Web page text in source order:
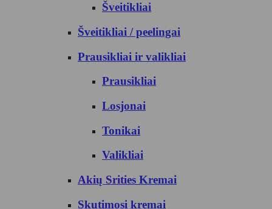
Šveitikliai
Šveitikliai / peelingai
Prausikliai ir valikliai
Prausikliai
Losjonai
Tonikai
Valikliai
Akių Srities Kremai
Skutimosi kremai